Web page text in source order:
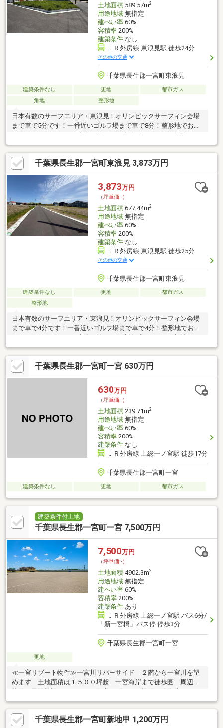
土地面積589.57m2
用途地域無指定
建ぺい率60%
容積率200%
建築条件なし
ＪＲ外房線 東浪見駅 徒歩24分
その他の交通
千葉県長生郡一宮町東浪見
建築条件なし 更地
都市ガス
角地
整形地
日本有数のサーフエリア・東浪見！オリンピックサーフィン会場
まで車で5分です！一番近いゴルフ場まで車で8分！整形地でお好
さい！分割可能です。プロパンガス、公営水道、浄化槽。分譲地
専用の公園には、井戸ポンプの設置もあります。休日問わずお気
軽にお問い合わせください。
千葉県長生郡一宮町東浪見 3,873万円
3,873万円
（坪単価:-）
土地面積677.44m2
用途地域無指定
建ぺい率60%
容積率200%
建築条件なし
ＪＲ外房線 東浪見駅 徒歩25分
その他の交通
千葉県長生郡一宮町東浪見
建築条件なし 更地
都市ガス
整形地
日本有数のサーフエリア・東浪見！オリンピックサーフィン会場
まで車で4分です！一番近いゴルフ場まで車で4分！整形地でお好
さい！分割可能です。都市ガス、公営水道、浄化槽。分譲地専用
の公園には、井戸ポンプの設置もあります。休日問わずお気軽に
お問い合わせください。
千葉県長生郡一宮町一宮 630万円
630万円
（坪単価:-）
土地面積239.71m2
用途地域無指定
建ぺい率60%
容積率200%
建築条件なし
ＪＲ外房線 上総一ノ宮駅 徒歩17分
千葉県長生郡一宮町一宮
建築条件なし 更地 都市ガス
建築条件付土地
千葉県長生郡一宮町一宮 7,500万円
7,500万円
（坪単価:-）
土地面積4902.3m2
用途地域無指定
建ぺい率60%
容積率200%
建築条件あり
ＪＲ外房線 上総一ノ宮駅 バス6分/
「新一宮橋」バス停 停歩3分
千葉県長生郡一宮町一宮
更地
≪一宮リゾート物件≫一宮川リバーサイド ２階から一宮川を望
めます 土地面積は１５００坪超 一宮海岸まで徒歩圏 周辺に
旅館や民泊施設があります 住宅、ヴィラ、旅館、飲食店などご
提案できます
千葉県長生郡一宮町新地甲 1,200万円